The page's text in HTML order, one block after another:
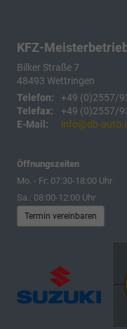
KFZ-
Bilker Straße 7
48493 Wettringen
Telefon:
+49 (0)2557/
Telefax:
+49 (0)2557/
E-Mail:
info@db-
Öffnungszeiten
Mo. - Fr: 07:30-18:00 Uhr
Sa.: 08:00-12:00 Uhr
Termin vereinbaren